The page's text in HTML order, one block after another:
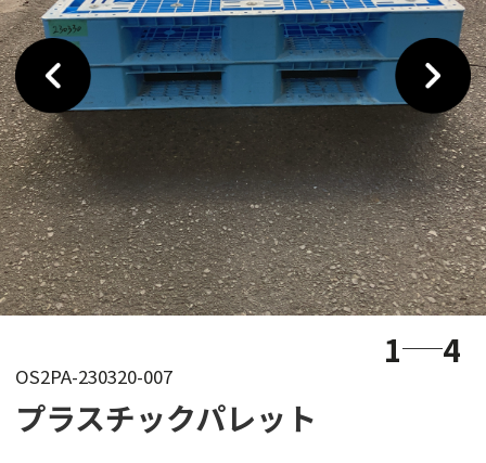
1 4
OS2PA-230320-007
プラスチックパレット